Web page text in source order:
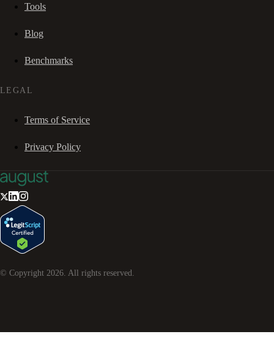
Tools
Blog
Benchmarks
LEGAL
Terms of Service
Privacy Policy
© Copyright 2026 . All rights reserved.